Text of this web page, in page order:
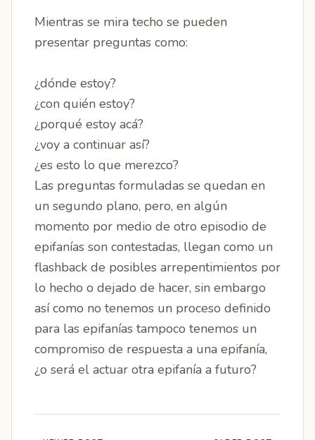
Mientras se mira techo se pueden
presentar preguntas como:
¿dónde estoy?
¿con quién estoy?
¿porqué estoy acá?
¿voy a continuar así?
¿es esto lo que merezco?
Las preguntas formuladas se quedan en
un segundo plano, pero, en algún
momento por medio de otro episodio de
epifanías son contestadas, llegan como un
flashback de posibles arrepentimientos por
lo hecho o dejado de hacer, sin embargo
así como no tenemos un proceso definido
para las epifanías tampoco tenemos un
compromiso de respuesta a una epifanía,
¿o será el actuar otra epifanía a futuro?